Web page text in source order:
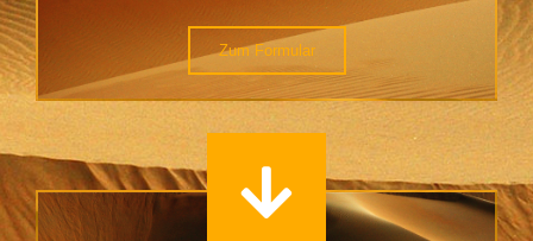
Zum Formular